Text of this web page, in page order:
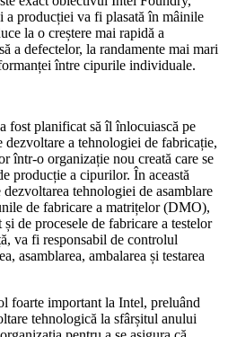
a producției va fi plasată în mâinile
la o creștere mai rapidă a
a defectelor, la randamente mai mari
între cipurile individuale.
fost planificat să îl înlocuiască pe
a tehnologiei de fabricație,
într-o organizație nou creată care se
producție a cipurilor. În această
tehnologiei de asamblare
de fabricare a matrițelor (DMO),
de procesele de fabricare a testelor
va fi responsabil de controlul
asamblarea, ambalarea și testarea
foarte important la Intel, preluând
tehnologică la sfârșitul anului